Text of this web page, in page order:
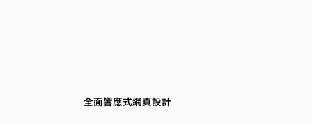
全面響應式網頁設計
全面響應式網頁設計